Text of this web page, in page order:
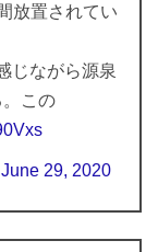
放置されてい
じながら源泉
この
June 29, 2020